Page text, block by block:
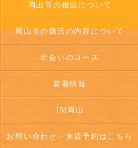
岡山市の婚活について
岡山市の婚活の内容について
出会いのコース
新着情報
JM岡山
お問い合わせ・来店予約はこちら